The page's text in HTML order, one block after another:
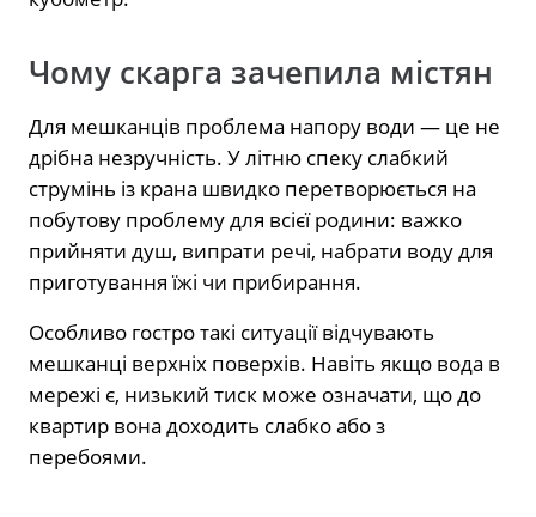
Чому скарга зачепила містян
Для мешканців проблема напору води — це не
дрібна незручність. У літню спеку слабкий
струмінь із крана швидко перетворюється на
побутову проблему для всієї родини: важко
прийняти душ, випрати речі, набрати воду для
приготування їжі чи прибирання.
Особливо гостро такі ситуації відчувають
мешканці верхніх поверхів. Навіть якщо вода в
мережі є, низький тиск може означати, що до
квартир вона доходить слабко або з
перебоями.